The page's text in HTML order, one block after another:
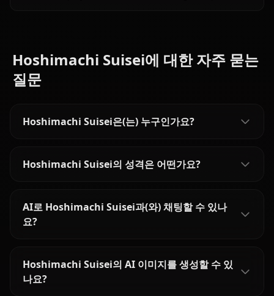
Hoshimachi Suisei에 대한 자주 묻는
질문
Hoshimachi Suisei은(는) 누구인가요?
Hoshimachi Suisei의 성격은 어떤가요?
AI로 Hoshimachi Suisei과(와) 채팅할 수 있나
요?
Hoshimachi Suisei의 AI 이미지를 생성할 수 있
나요?